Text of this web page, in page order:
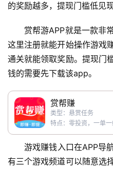
的奖励越多，提现门槛低见
赏帮游APP就是一款非
这里注册就能开始操作游戏
通关就能领取奖励。提现门
钱的需要先下载该app。
赏帮赚
类型：悬赏任务
特点：零投资，一单
游戏赚钱入口在APP导
有三个游戏频道可以随意选